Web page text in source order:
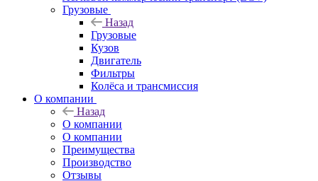
Грузовые
Назад
Грузовые
Кузов
Двигатель
Фильтры
Колёса и трансмиссия
О компании
Назад
О компании
О компании
Преимущества
Производство
Отзывы